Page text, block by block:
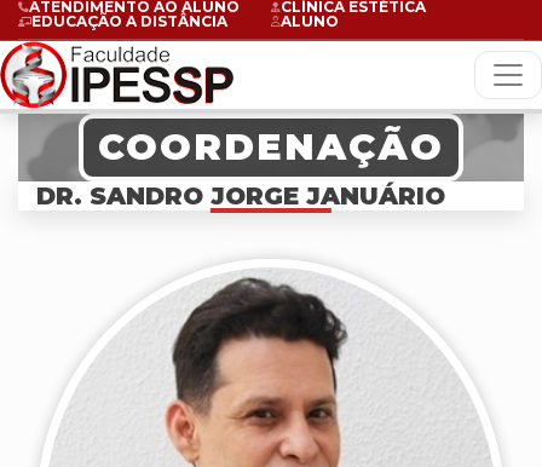
ATENDIMENTO AO ALUNO
CLÍNICA ESTÉTICA
EDUCAÇÃO A DISTÂNCIA
ALUNO
COORDENAÇÃO
DR. SANDRO JORGE JANUÁRIO